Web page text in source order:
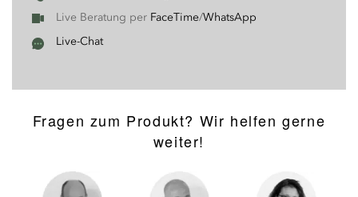
Live Beratung per FaceTime/WhatsApp
Live-Chat
Fragen zum Produkt? Wir helfen gerne
weiter!